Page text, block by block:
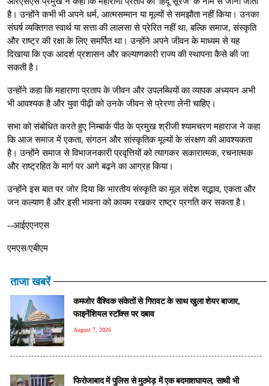
है। उन्होंने कभी भी अपने धर्म, आत्मसम्मान या मूल्यों से समझौता नहीं किया। उनका
संघर्ष व्यक्तिगत स्वार्थ या सत्ता की लालसा से प्रेरित नहीं था, बल्कि समाज, संस्कृति
और राष्ट्र की रक्षा के लिए समर्पित था। उन्होंने अपने जीवन के माध्यम से यह
दिखाया कि एक आदर्श प्रशासन और कल्याणकारी राज्य की स्थापना कैसे की जा
सकती है।
उन्होंने कहा कि महाराणा प्रताप के जीवन और उपलब्धियों का व्यापक अध्ययन अभी
भी आवश्यक है और युवा पीढ़ी को उनके जीवन से प्रेरणा लेनी चाहिए।
सभा को संबोधित करते हुए निम्बार्क पीठ के प्रमुख श्रीजी श्यामचरण महाराज ने कहा
कि आज समाज में एकता, संगठन और सांस्कृतिक मूल्यों के संरक्षण की आवश्यकता
है। उन्होंने समाज से विभाजनकारी प्रवृत्तियों को त्यागकर सकारात्मक, रचनात्मक
और राष्ट्रहित के मार्ग पर आगे बढ़ने का आग्रह किया।
उन्होंने इस बात पर जोर दिया कि भारतीय संस्कृति का मूल संदेश सद्भाव, एकता और
जन कल्याण है और इसी भावना को कायम रखकर राष्ट्र प्रगति कर सकता है।
--आईएएनएस
एमएस/एबीएम
ताजा खबरें
कमजोर वैश्विक संकेतों से गिरावट के साथ खुला शेयर बाजार,
फाइनेंशियल स्टॉक्स पर दबाव
August 7, 2026
फिरोजाबाद में पुलिस से मुठभेड़ में एक बदमाशघायल, साथी भी